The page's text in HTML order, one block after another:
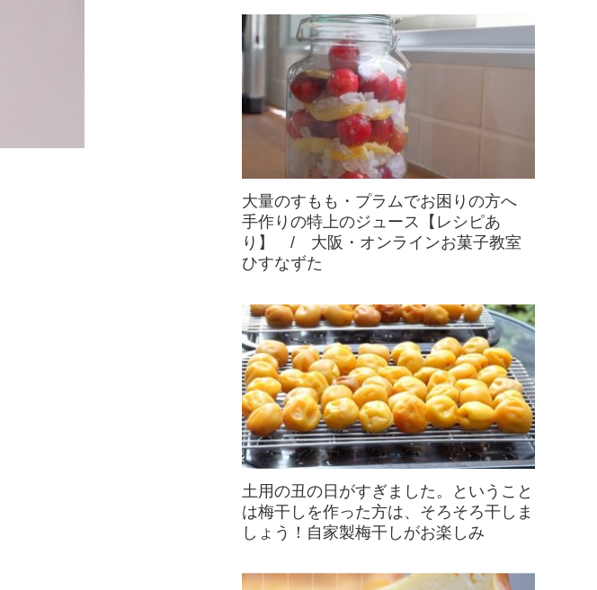
大量のすもも・プラムでお困りの方へ
手作りの特上のジュース【レシピあ
り】 / 大阪・オンラインお菓子教室
ひすなずた
土用の丑の日がすぎました。ということ
は梅干しを作った方は、そろそろ干しま
しょう！自家製梅干しがお楽しみ